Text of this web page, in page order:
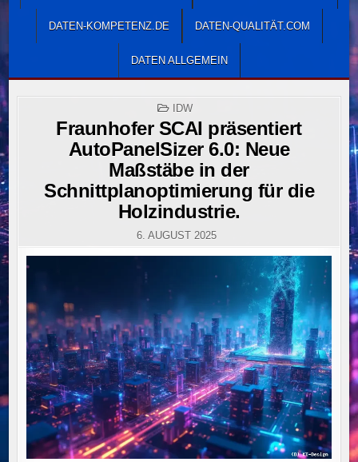
DATEN-KOMPETENZ.DE DATEN-QUALITÄT.COM
DATEN ALLGEMEIN
POSTED
IDW
Fraunhofer SCAI präsentiert
AutoPanelSizer 6.0: Neue
Maßstäbe in der
Schnittplanoptimierung für die
Holzindustrie.
6. AUGUST 2025